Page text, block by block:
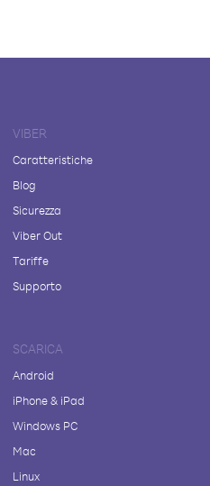
VIBER
Caratteristiche
Blog
Sicurezza
Viber Out
Tariffe
Supporto
SCARICA
Android
iPhone & iPad
Windows PC
Mac
Linux